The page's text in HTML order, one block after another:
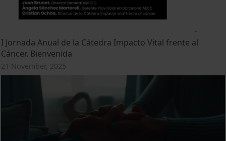
I Jornada Anual de la Cátedra Impacto Vital frente al
Cáncer. Bienvenida
21 November, 2025